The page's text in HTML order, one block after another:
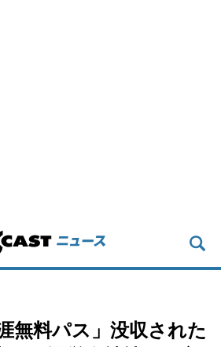
無料パス」没収された